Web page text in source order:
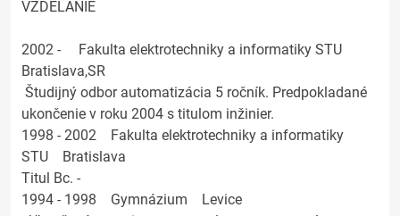
VZDELANIE
2002 - Fakulta elektrotechniky a informatiky STU
Bratislava,SR
Študijný odbor automatizácia 5 ročník. Predpokladané
ukončenie v roku 2004 s titulom inžinier.
1998 - 2002 Fakulta elektrotechniky a informatiky
STU Bratislava
Titul Bc. -
1994 - 1998 Gymnázium Levice